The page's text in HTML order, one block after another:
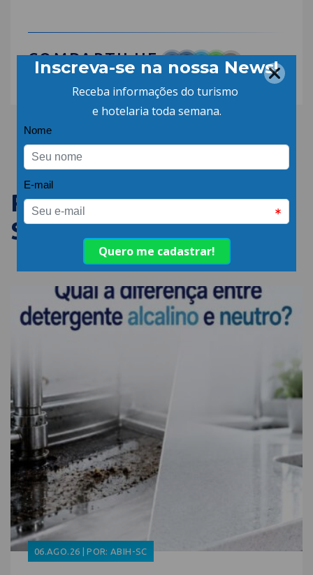
COMPARTILHE:
PUBLICAÇÕES
SEMELHANTES
06.AGO.26 | POR: ABIH-SC